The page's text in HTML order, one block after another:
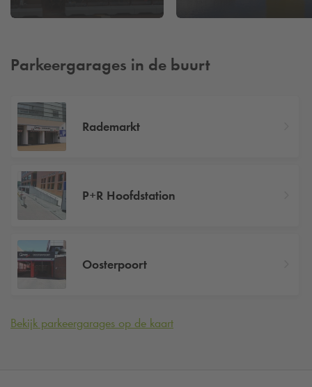
Parkeergarages in de buurt
Rademarkt
P+R Hoofdstation
Oosterpoort
Bekijk parkeergarages op de kaart